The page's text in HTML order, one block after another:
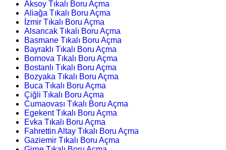
Aksoy Tıkalı Boru Açma
Aliağa Tıkalı Boru Açma
İzmir Tıkalı Boru Açma
Alsancak Tıkalı Boru Açma
Basmane Tıkalı Boru Açma
Bayraklı Tıkalı Boru Açma
Bornova Tıkalı Boru Açma
Bostanlı Tıkalı Boru Açma
Bozyaka Tıkalı Boru Açma
Buca Tıkalı Boru Açma
Çiğli Tıkalı Boru Açma
Cumaovası Tıkalı Boru Açma
Egekent Tıkalı Boru Açma
Evka Tıkalı Boru Açma
Fahrettin Altay Tıkalı Boru Açma
Gaziemir Tıkalı Boru Açma